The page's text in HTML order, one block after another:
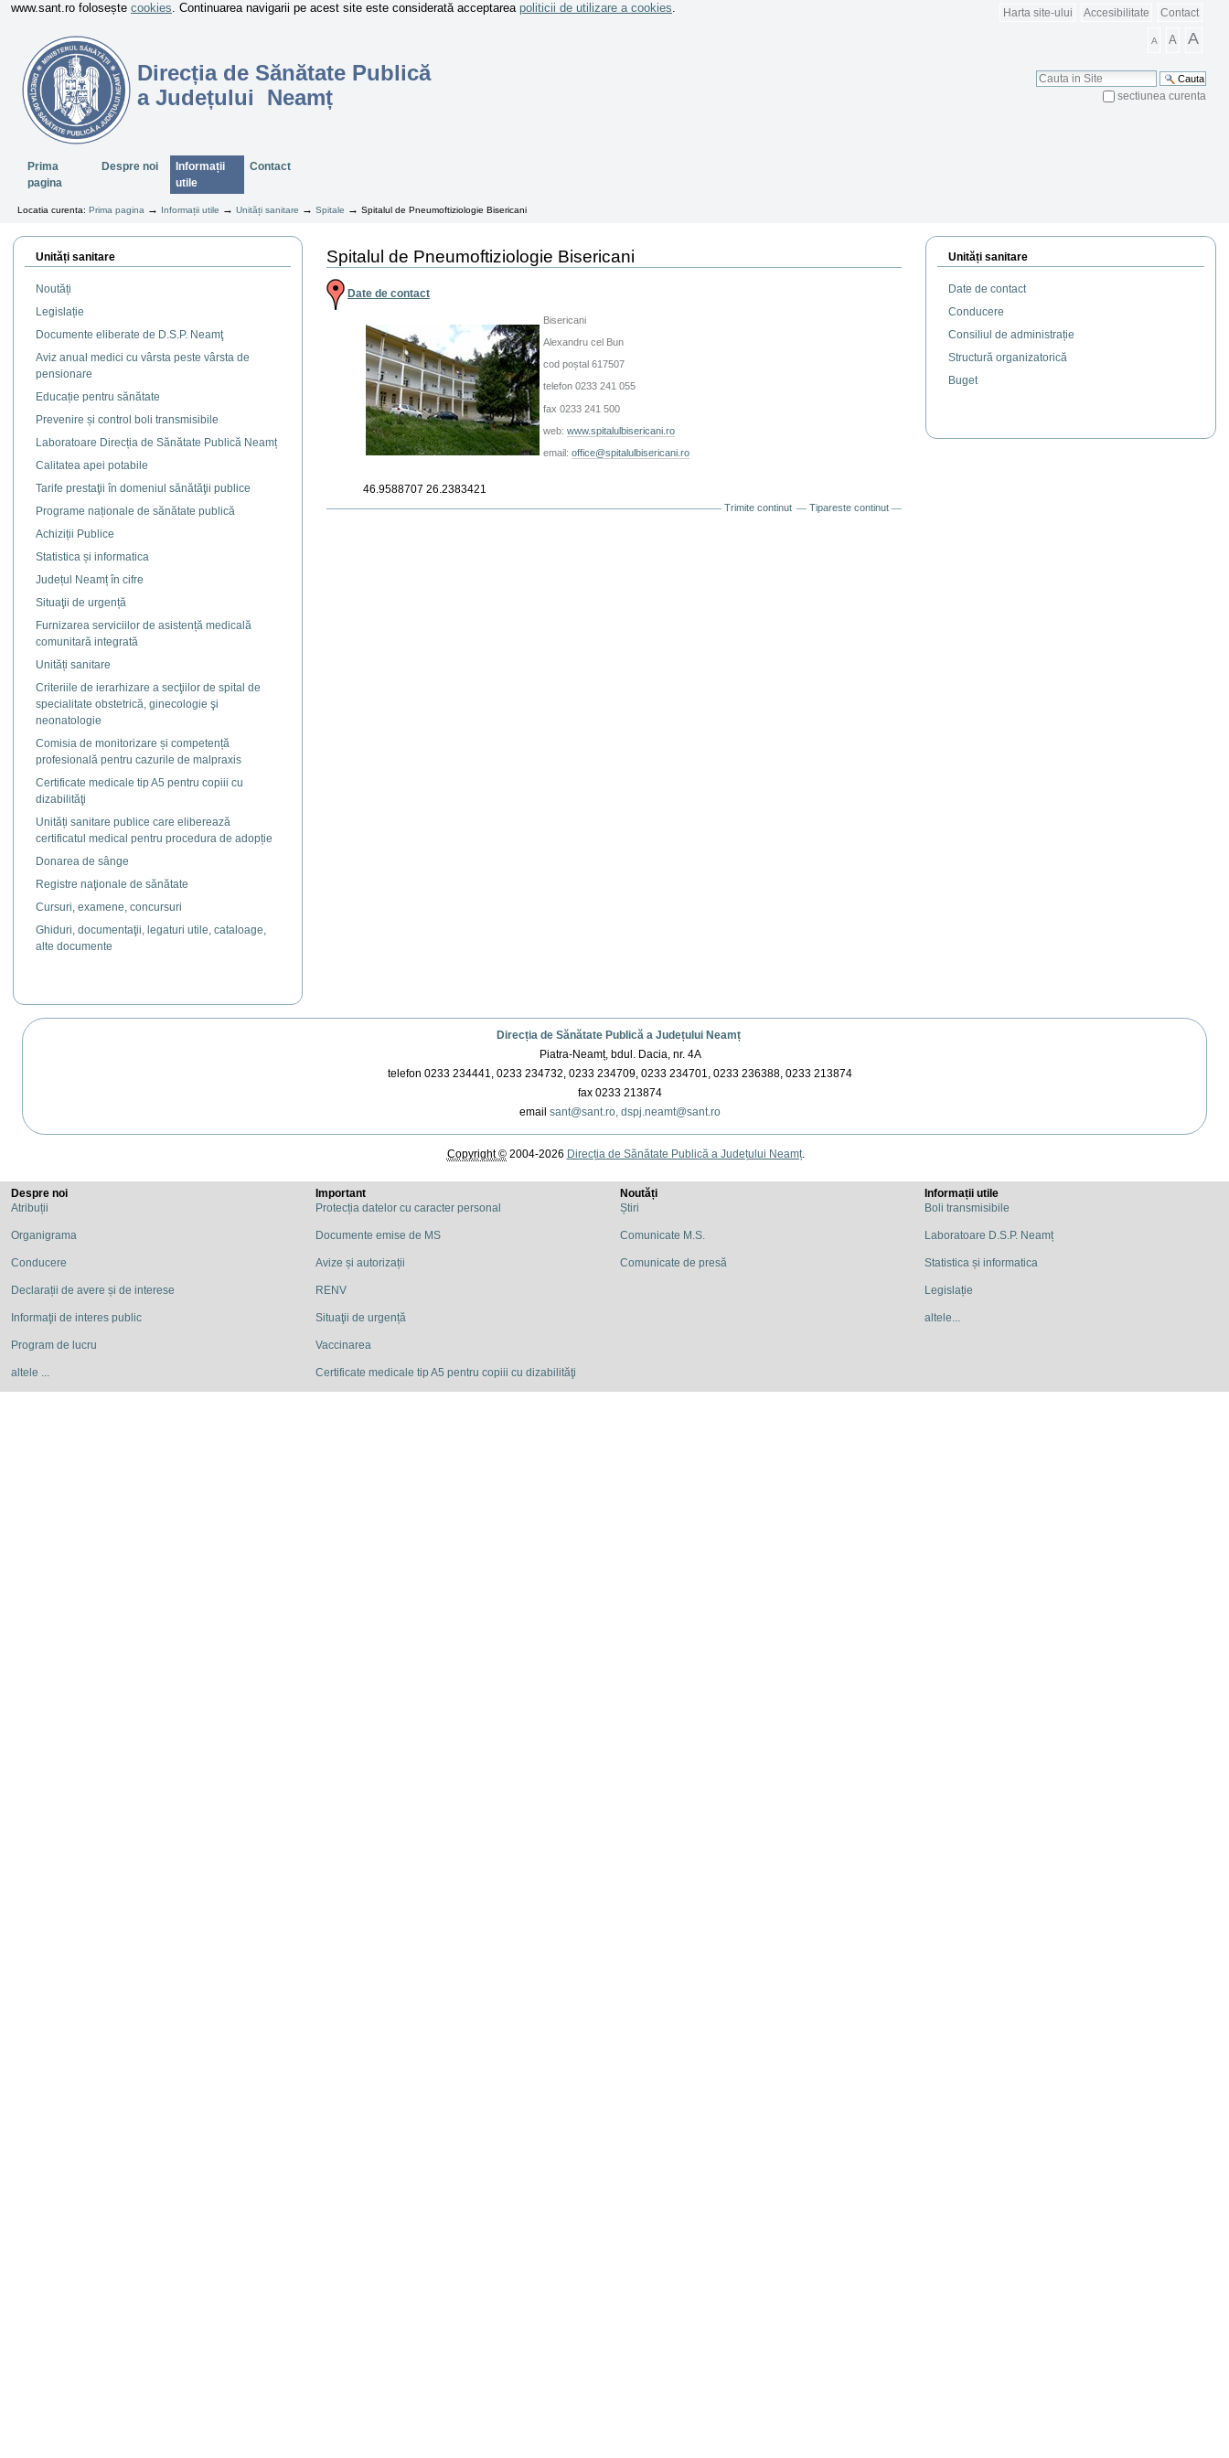
Harta site-ului Accesibilitate Contact
A A A
Cauta
sectiunea curenta
www.sant.ro folosește cookies. Continuarea navigarii pe acest site este considerată acceptarea politicii de utilizare a cookies.
Direcția de Sănătate Publică
a Județului Neamț
SectiuniPrima
pagina
Despre noi
Informații
utile
Contact
Locatia curenta: Prima pagina → Informații utile →Unități sanitare →Spitale →Spitalul de Pneumoftiziologie Bisericani
Unități sanitare
Noutăți
Legislație
Documente eliberate de D.S.P. Neamţ
Aviz anual medici cu vârsta peste vârsta de
pensionare
Educație pentru sănătate
Prevenire și control boli transmisibile
Laboratoare Direcția de Sănătate Publică Neamț
Calitatea apei potabile
Tarife prestaţii în domeniul sănătăţii publice
Programe naționale de sănătate publică
Achiziții Publice
Statistica și informatica
Județul Neamț în cifre
Situaţii de urgență
Furnizarea serviciilor de asistență medicală
comunitară integrată
Unități sanitare
Criteriile de ierarhizare a secţiilor de spital de
specialitate obstetrică, ginecologie şi
neonatologie
Comisia de monitorizare și competență
profesională pentru cazurile de malpraxis
Certificate medicale tip A5 pentru copiii cu
dizabilităţi
Unități sanitare publice care eliberează
certificatul medical pentru procedura de adopție
Donarea de sânge
Registre naţionale de sănătate
Cursuri, examene, concursuri
Ghiduri, documentaţii, legaturi utile, cataloage,
alte documente
Spitalul de Pneumoftiziologie Bisericani
Date de contact
Bisericani
Alexandru cel Bun
cod poștal 617507
telefon 0233 241 055
fax 0233 241 500
web: www.spitalulbisericani.ro
email: office@spitalulbisericani.ro
46.9588707 26.2383421
Trimite continut Tipareste continut
Unități sanitare
Date de contact
Conducere
Consiliul de administrație
Structură organizatorică
Buget
Direcția de Sănătate Publică a Județului Neamț
Piatra-Neamț, bdul. Dacia, nr. 4A
telefon 0233 234441, 0233 234732, 0233 234709, 0233 234701, 0233 236388, 0233 213874
fax 0233 213874
email sant@sant.ro, dspj.neamt@sant.ro
Copyright ©2004-2026 Direcția de Sănătate Publică a Județului Neamț.
Despre noi
Atribuții
Organigrama
Conducere
Declarații de avere și de interese
Informaţii de interes public
Program de lucru
altele ...
Important
Protecția datelor cu caracter personal
Documente emise de MS
Avize și autorizații
RENV
Situaţii de urgență
Vaccinarea
Certificate medicale tip A5 pentru copiii cu dizabilităţi
Noutăți
Știri
Comunicate M.S.
Comunicate de presă
Informații utile
Boli transmisibile
Laboratoare D.S.P. Neamț
Statistica și informatica
Legislație
altele...